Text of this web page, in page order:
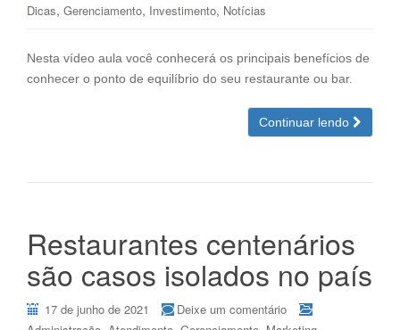
Dicas, Gerenciamento, Investimento, Notícias
Nesta vídeo aula você conhecerá os principais benefícios de
conhecer o ponto de equilíbrio do seu restaurante ou bar.
Continuar lendo
Restaurantes centenários
são casos isolados no país
17 de junho de 2021
Deixe um comentário